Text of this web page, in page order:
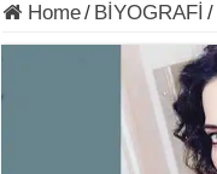
Home/ BİYOGRAFİ /